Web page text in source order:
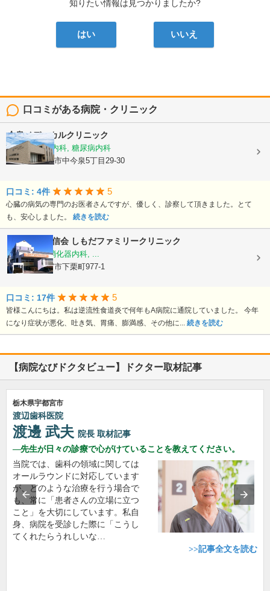
知りたい情報は見つかりましたか?
はい いいえ
口コミがある病院・クリニック
今泉メディカルクリニック
内科, 循環器内科, 糖尿病内科
栃木県宇都宮市中今泉5丁目29-30
口コミ: 4件 5
心臓の病気の専門のお医者さんですが、優しく、診察して頂きました。とて
も、安心しました。 続きを読む
医療法人 結信会 しもだファミリークリニック
内科, 外科, 消化器内科, ...
栃木県宇都宮市下栗町977-1
口コミ: 17件 5
皆様こんにちは。私は逆流性食道炎で何年もA病院に通院していました。 今年
になり症状が悪化、吐き気、胃痛、膨満感、その他に... 続きを読む
【病院なびドクタビュー】ドクター取材記事
栃木県宇都宮市
渡辺歯科医院
渡邊 武夫 院長 取材記事
先生が日々の診療で心がけていることを教えてください。
当院では、歯科の領域に関しては
オールラウンドに対応しています
が、どのような治療を行う場合で
も、常に「患者さんの立場に立つ
こと」を大切にしています。私自
身、病院を受診した際に「こうし
てくれたらうれしいな…
>>記事全文を読む